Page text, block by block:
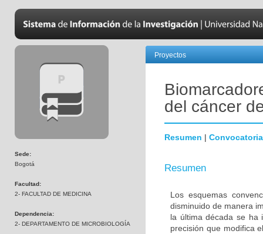
Sede:
Bogotá
Facultad:
2- FACULTAD DE MEDICINA
Dependencia:
2- DEPARTAMENTO DE MICROBIOLOGÍA
Proyectos
del cáncer
Resumen | Convocatoria
Resumen
Los esquemas
disminuido de manera
la última década se ha
precisión que modifica